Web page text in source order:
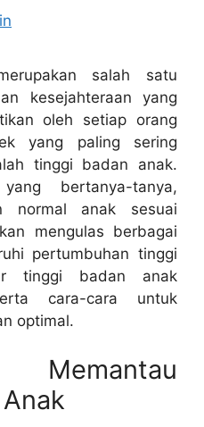
salah satu
kesejahteraan yang
oleh setiap orang
yang paling sering
tinggi badan anak.
bertanya-tanya,
normal anak sesuai
mengulas berbagai
pertumbuhan tinggi
tinggi badan anak
cara-cara untuk
optimal.
Memantau